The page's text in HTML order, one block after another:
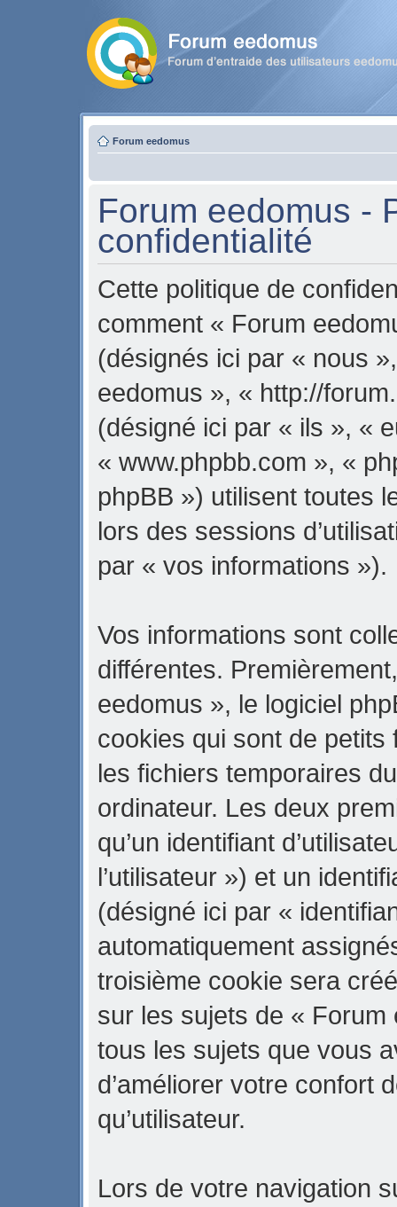
Forum eedomus
Forum eedomus -
confidentialité
Cette politique de
comment « Forum
(désignés ici par « nous
eedomus », « http://
(désigné ici par « ils », «
« www.phpbb.com », «
phpBB ») utilisent toutes
lors des sessions
par « vos informations »).
Vos informations sont
différentes.
eedomus », le logiciel
cookies qui sont de
les fichiers temporaires
ordinateur. Les deux
qu’un identifiant
l’utilisateur ») et un
(désigné ici par «
automatiquement
troisième cookie sera
sur les sujets de «
tous les sujets que vous
d’améliorer votre confort
qu’utilisateur.
Lors de votre navigation